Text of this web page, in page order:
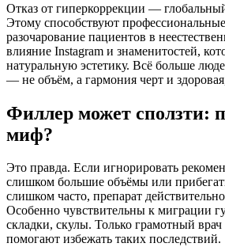
Отказ от гиперкоррекции —
Этому способствуют
разочарование пациентов в
влияние Instagram и знаменитостей,
натуральную эстетику. Всё больше
— не объём, а гармония черт и
Филлер может сползти:
миф?
Это правда. Если игнорировать
слишком большие объёмы или
слишком часто, препарат
Особенно чувствительны к миграции
складки, скулы. Только грамотный
помогают избежать таких последствий.